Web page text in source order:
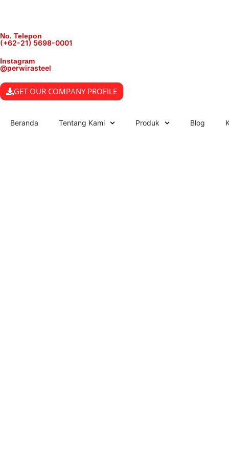
No. Telepon
(+62-21) 5698-0001
Instagram
@perwirasteel
GET OUR COMPANY PROFILE
Beranda Tentang Kami Produk Blog